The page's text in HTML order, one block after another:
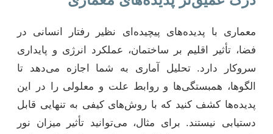
معماری با پدیده‌های پیچیده‌ای نظیر رفتار انسانی در
فضا، تأثیر اقلیم بر ساختمان، عملکرد انرژی و پایداری
سروکار دارد. تحلیل آماری به شما اجازه می‌دهد تا
الگوها، همبستگی‌ها و روابط علت و معلولی را در این
پدیده‌ها کشف کنید که با روش‌های کیفی به تنهایی قابل
دستیابی نیستند. برای مثال، می‌توانید تأثیر میزان نور